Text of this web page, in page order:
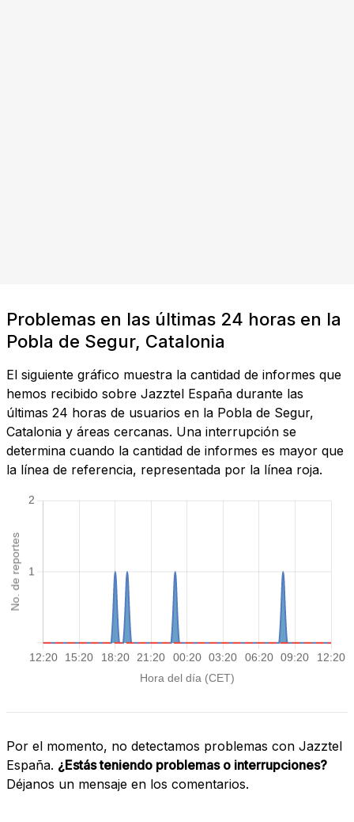
Problemas en las últimas 24 horas en la
Pobla de Segur, Catalonia
El siguiente gráfico muestra la cantidad de informes que
hemos recibido sobre Jazztel España durante las
últimas 24 horas de usuarios en la Pobla de Segur,
Catalonia y áreas cercanas. Una interrupción se
determina cuando la cantidad de informes es mayor que
la línea de referencia, representada por la línea roja.
Por el momento, no detectamos problemas con Jazztel
España. ¿Estás teniendo problemas o interrupciones?
Déjanos un mensaje en los comentarios.